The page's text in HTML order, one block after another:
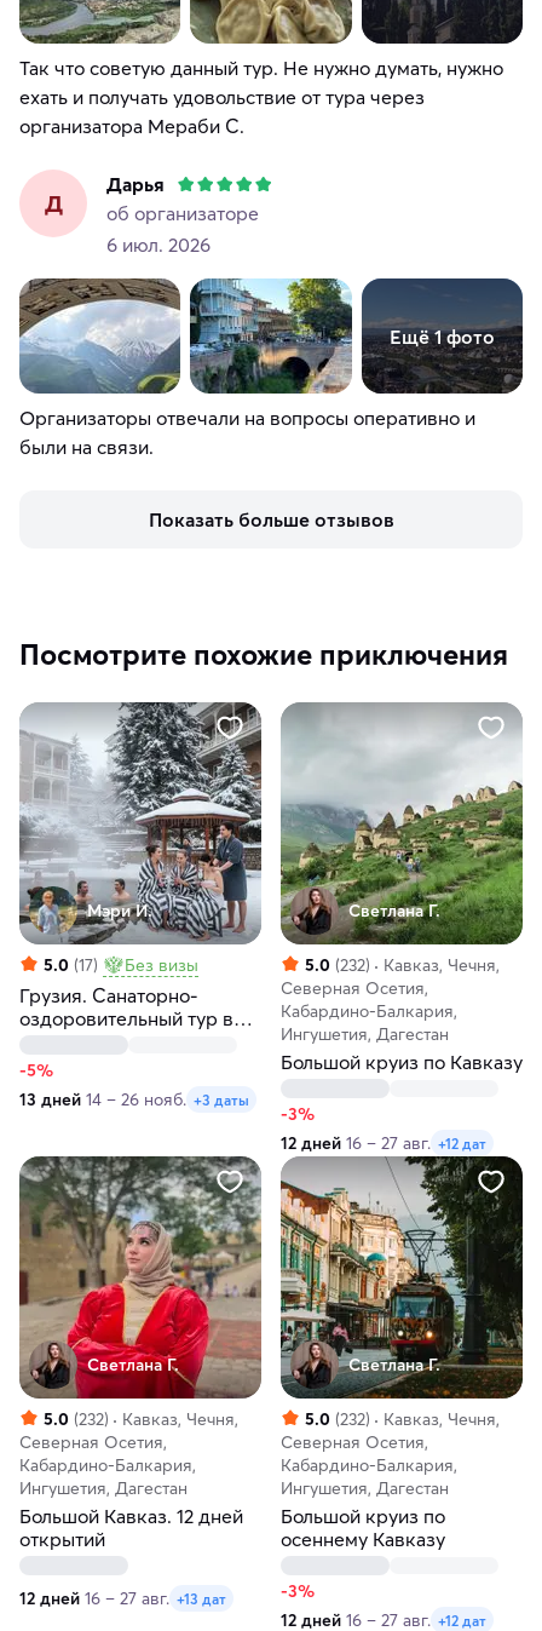
Так что советую данный тур. Не нужно думать, нужно
ехать и получать удовольствие от тура через
Д
Дарья
об организаторе
6 июл. 2026
Ещё 1 фото
Организаторы отвечали на вопросы оперативно и
были на связи.
Показать больше отзывов
Посмотрите похожие приключения
Мэри И.
5.0 (17) Без визы
Грузия. Санаторно-
оздоровительный тур в
-5%
13 дней 14 – 26 нояб. +3 даты
Светлана Г.
5.0 (232)
Кавказ, Чечня,
Северная Осетия,
Кабардино-Балкария,
Ингушетия, Дагестан
Большой круиз по Кавказу
-3%
12 дней 16 – 27 авг. +12 дат
Светлана Г.
5.0 (232)
Кавказ, Чечня,
Северная Осетия,
Кабардино-Балкария,
Ингушетия, Дагестан
Большой Кавказ. 12 дней
открытий
12 дней 16 – 27 авг. +13 дат
Светлана Г.
5.0 (232)
Кавказ, Чечня,
Северная Осетия,
Кабардино-Балкария,
Ингушетия, Дагестан
Большой круиз по
осеннему Кавказу
-3%
12 дней 16 – 27 авг. +12 дат